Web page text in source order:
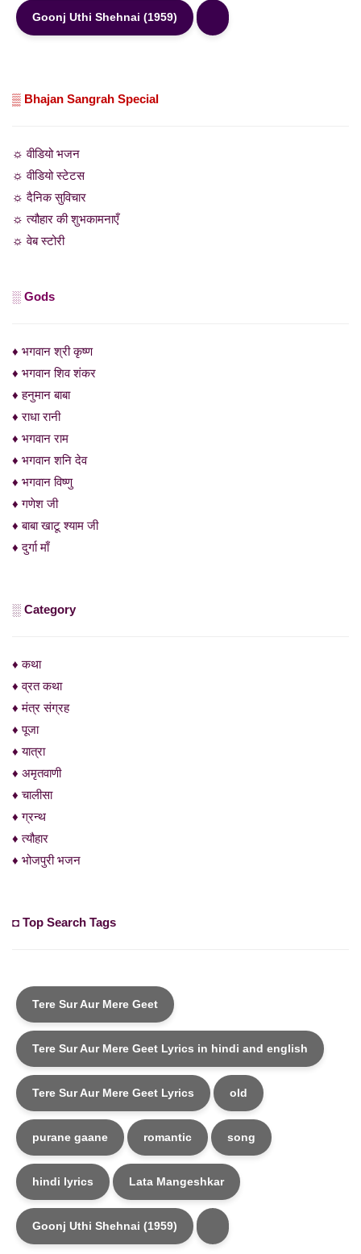
Goonj Uthi Shehnai (1959)
▒ Bhajan Sangrah Special
☼ वीडियो भजन
☼ वीडियो स्टेटस
☼ दैनिक सुविचार
☼ त्यौहार की शुभकामनाएँ
☼ वेब स्टोरी
░ Gods
♦ भगवान श्री कृष्ण
♦ भगवान शिव शंकर
♦ हनुमान बाबा
♦ राधा रानी
♦ भगवान राम
♦ भगवान शनि देव
♦ भगवान विष्णु
♦ गणेश जी
♦ बाबा खाटू श्याम जी
♦ दुर्गा माँ
░ Category
♦ कथा
♦ व्रत कथा
♦ मंत्र संग्रह
♦ पूजा
♦ यात्रा
♦ अमृतवाणी
♦ चालीसा
♦ ग्रन्थ
♦ त्यौहार
♦ भोजपुरी भजन
◘ Top Search Tags
Tere Sur Aur Mere Geet
Tere Sur Aur Mere Geet Lyrics in hindi and english
Tere Sur Aur Mere Geet Lyrics old
purane gaane romantic song
hindi lyrics Lata Mangeshkar
Goonj Uthi Shehnai (1959)